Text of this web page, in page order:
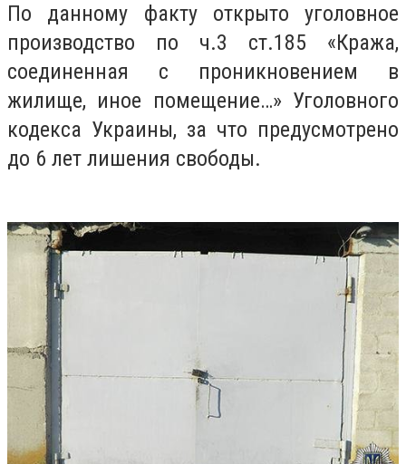
По данному факту открыто уголовное
производство по ч.3 ст.185 «Кража,
соединенная с проникновением в
жилище, иное помещение…» Уголовного
кодекса Украины, за что предусмотрено
до 6 лет лишения свободы.